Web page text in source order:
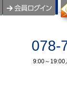
078-
9:00～19:00